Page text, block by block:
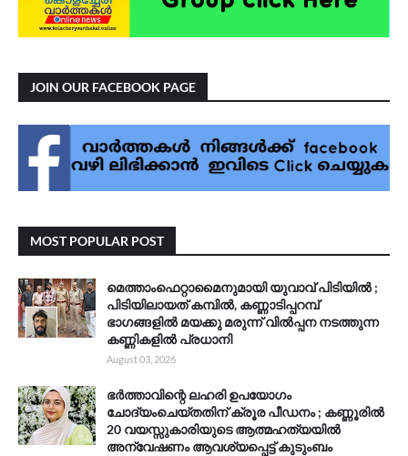
JOIN OUR FACEBOOK PAGE
MOST POPULAR POST
മെത്താംഫെറ്റാമൈനുമായി യുവാവ് പിടിയിൽ ;
പിടിയിലായത് കമ്പിൽ, കണ്ണാടിപ്പറമ്പ്
ഭാഗങ്ങളിൽ മയക്കു മരുന്ന് വിൽപ്പന നടത്തുന്ന
കണ്ണികളിൽ പ്രധാനി
August 03, 2026
ഭർത്താവിന്റെ ലഹരി ഉപയോഗം
ചോദ്യംചെയ്തതിന് ക്രൂര പീഡനം ; കണ്ണൂരിൽ
20 വയസ്സുകാരിയുടെ ആത്മഹത്യയിൽ
അന്വേഷണം ആവശ്യപ്പെട്ട് കുടുംബം